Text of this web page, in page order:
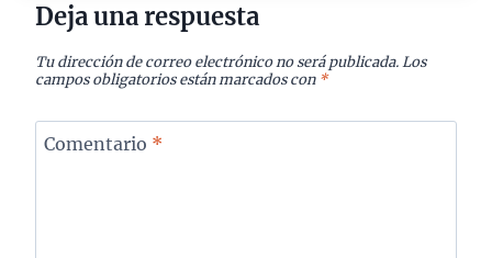
Deja una respuesta
Tu dirección de correo electrónico no será publicada. Los
campos obligatorios están marcados con *
Comentario *